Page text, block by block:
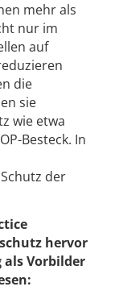
mehr als
nur im
auf
die
sie
wie etwa
Besteck. In
der
hervor
Vorbilder